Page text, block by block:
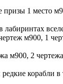
1 место
м900, 1
м900, 2
корабли в